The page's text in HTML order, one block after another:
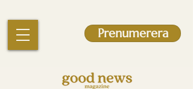
Prenumerera